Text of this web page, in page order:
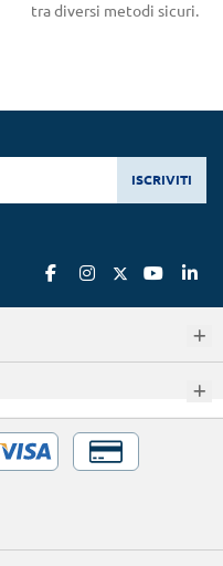
tra diversi metodi sicuri.
ISCRIVITI